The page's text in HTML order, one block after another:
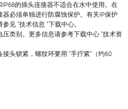
IP68的插头连接器不适合在水中使用。在
器必须单独进行防腐蚀保护。有关IP保护
见 "技术信息 "下载中心。
类别。更多信息请参考下载中心 "技术资
接头锁紧，螺纹环要用 "手拧紧"（约60